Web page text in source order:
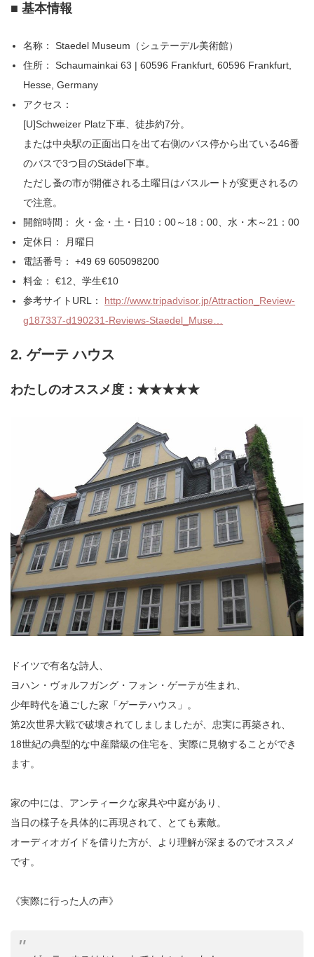
■ 基本情報
名称： Staedel Museum（シュテーデル美術館）
住所： Schaumainkai 63 | 60596 Frankfurt, 60596 Frankfurt,
Hesse, Germany
アクセス：
[U]Schweizer Platz下車、徒歩約7分。
または中央駅の正面出口を出て右側のバス停から出ている46番
のバスで3つ目のStädel下車。
ただし蚤の市が開催される土曜日はバスルートが変更されるの
で注意。
開館時間： 火・金・土・日10：00～18：00、水・木～21：00
定休日： 月曜日
電話番号： +49 69 605098200
料金： €12、学生€10
参考サイトURL： http://www.tripadvisor.jp/Attraction_Review-
g187337-d190231-Reviews-Staedel_Muse…
2. ゲーテ ハウス
わたしのオススメ度：★★★★★
ドイツで有名な詩人、
ヨハン・ヴォルフガング・フォン・ゲーテが生まれ、
少年時代を過ごした家「ゲーテハウス」。
第2次世界大戦で破壊されてしましましたが、忠実に再築され、
18世紀の典型的な中産階級の住宅を、実際に見物することができ
ます。
家の中には、アンティークな家具や中庭があり、
当日の様子を具体的に再現されて、とても素敵。
オーディオガイドを借りた方が、より理解が深まるのでオススメ
です。
《実際に行った人の声》